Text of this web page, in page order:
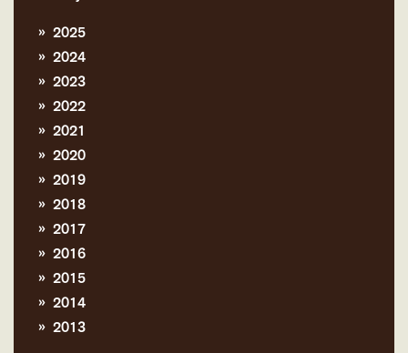
2025
2024
2023
2022
2021
2020
2019
2018
2017
2016
2015
2014
2013